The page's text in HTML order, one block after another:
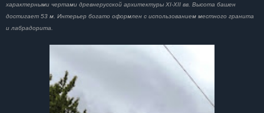
характерными чертами древнерусской архитектуры XI-XII вв. Высота башен
достигает 53 м. Интерьер богато оформлен с использованием местного гранита
и лабрадорита.